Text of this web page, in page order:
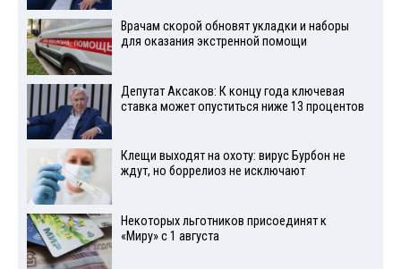
Врачам скорой обновят укладки и наборы
для оказания экстренной помощи
Депутат Аксаков: К концу года ключевая
ставка может опуститься ниже 13 процентов
Клещи выходят на охоту: вирус Бурбон не
ждут, но боррелиоз не исключают
Некоторых льготников присоединят к
«Миру» с 1 августа